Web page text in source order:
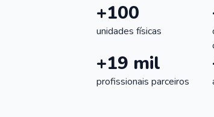
+100
unidades físicas
+19 mil
profissionais parceiros